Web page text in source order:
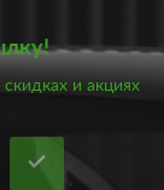
и акциях